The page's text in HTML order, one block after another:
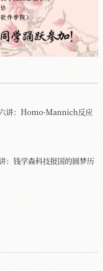
讲：Homo-Mannich反应
：钱学森科技报国的圆梦历